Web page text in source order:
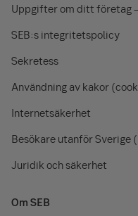
Uppgifter om ditt företag
SEB:s integritetspolicy
Sekretess
Användning av kakor
Internetsäkerhet
Besökare utanför Sverige
Juridik och säkerhet
Om SEB